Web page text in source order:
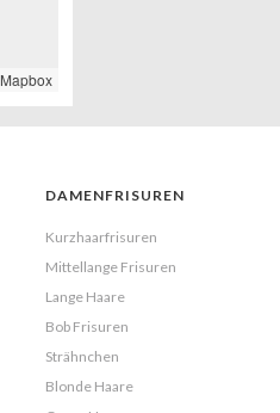
Mapbox
DAMENFRISUREN
Kurzhaarfrisuren
Mittellange Frisuren
Lange Haare
Bob Frisuren
Strähnchen
Blonde Haare